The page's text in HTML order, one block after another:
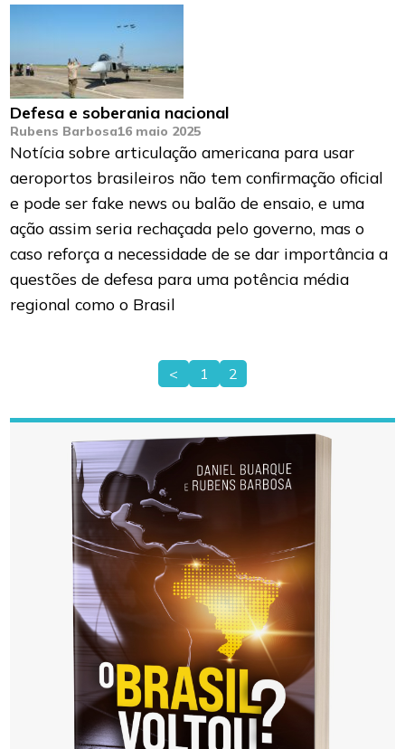
Defesa e soberania nacional
Rubens Barbosa16 maio 2025
Notícia sobre articulação americana para usar
aeroportos brasileiros não tem confirmação oficial
e pode ser fake news ou balão de ensaio, e uma
ação assim seria rechaçada pelo governo, mas o
caso reforça a necessidade de se dar importância a
questões de defesa para uma potência média
regional como o Brasil
Paginação
de
posts
< 1 2